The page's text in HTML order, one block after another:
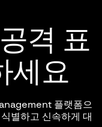
격 표
세요
플랫폼으
별하고 신속하게 대